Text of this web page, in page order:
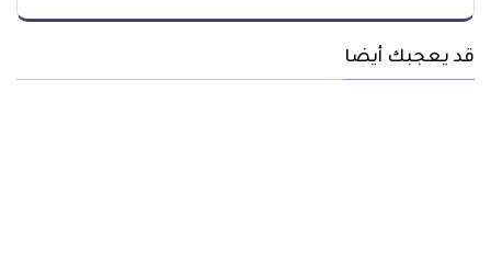
قد يعجبك أيضا